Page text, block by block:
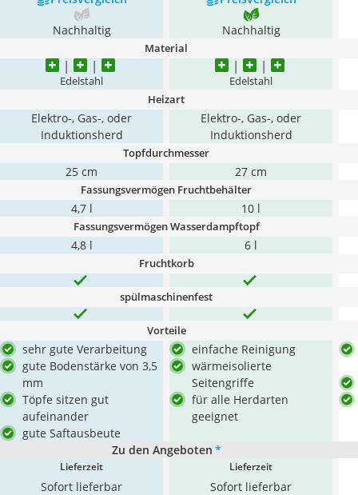
Nachhaltig Nachhaltig
Material
Edelstahl Edelstahl
Heizart
Elektro-, Gas-, oder
Induktionsherd
Elektro-, Gas-, oder
Induktionsherd
Topfdurchmesser
25 cm 27 cm
Fassungsvermögen Fruchtbehälter
4,7 l 10 l
Fassungsvermögen Wasserdampftopf
4,8 l 6 l
Fruchtkorb
spülmaschinenfest
Vorteile
sehr gute Verarbeitung
gute Bodenstärke von 3,5
mm
Töpfe sitzen gut
aufeinander
gute Saftausbeute
einfache Reinigung
wärmeisolierte
Seitengriffe
für alle Herdarten
geeignet
Zu den Angeboten *
Lieferzeit
Sofort lieferbar
Lieferzeit
Sofort lieferbar